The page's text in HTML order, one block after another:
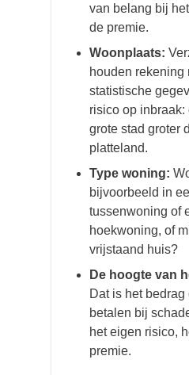
van belang bij
de premie.
Woonplaats:
houden rekening
statistische
risico op inbraak:
grote stad groter
platteland.
Type woning:
bijvoorbeeld in
tussenwoning of
hoekwoning, of
vrijstaand huis?
De hoogte van
Dat is het
betalen bij
het eigen risico,
premie.